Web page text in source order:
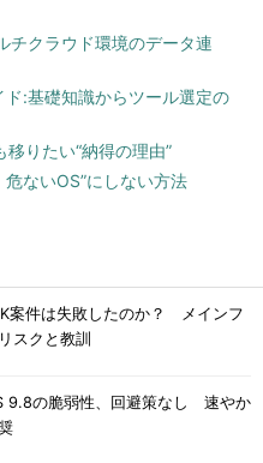
チクラウド環境のデータ連
:基礎知識からツール選定の
移りたい“納得の理由”
危ないOS”にしない方法
案件は失敗したのか？ メインフ
スクと教訓
9.8の脆弱性、回避策なし 速やか